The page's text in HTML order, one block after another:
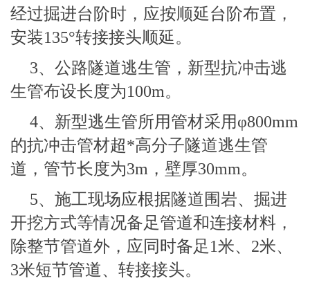
经过掘进台阶时，应按顺延台阶布置，
安装135°转接接头顺延。
3、公路隧道逃生管，新型抗冲击逃
生管布设长度为100m。
4、新型逃生管所用管材采用φ800mm
的抗冲击管材超*高分子隧道逃生管
道，管节长度为3m，壁厚30mm。
5、施工现场应根据隧道围岩、掘进
开挖方式等情况备足管道和连接材料，
除整节管道外，应同时备足1米、2米、
3米短节管道、转接接头。